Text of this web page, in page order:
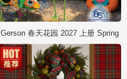
Gerson 春天花园 2027 上册 Spring